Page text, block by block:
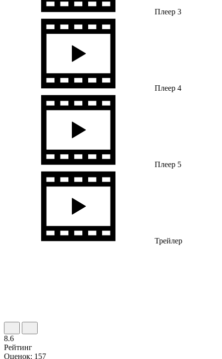
Плеер 3
Плеер 4
Плеер 5
Трейлер
8.6
Рейтинг
Оценок: 157